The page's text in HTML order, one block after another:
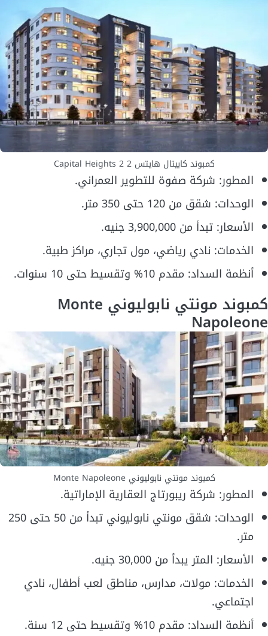
كمبوند كابيتال هايتس 2 Capital Heights 2
المطور: شركة صفوة للتطوير العمراني.
الوحدات: شقق من 120 حتى 350 متر.
الأسعار: تبدأ من 3,900,000 جنيه.
الخدمات: نادي رياضي، مول تجاري، مراكز طبية.
أنظمة السداد: مقدم 10% وتقسيط حتى 10 سنوات.
كمبوند مونتي نابوليوني Monte
Napoleone
كمبوند مونتي نابوليوني Monte Napoleone
المطور: شركة ريبورتاج العقارية الإماراتية.
الوحدات: شقق مونتي نابوليوني تبدأ من 50 حتى 250
متر.
الأسعار: المتر يبدأ من 30,000 جنيه.
الخدمات: مولات، مدارس، مناطق لعب أطفال، نادي
اجتماعي.
أنظمة السداد: مقدم 10% وتقسيط حتى 12 سنة.